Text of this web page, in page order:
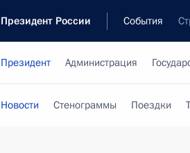
Президент России События
Президент Администрация
Новости Стенограммы Поездки